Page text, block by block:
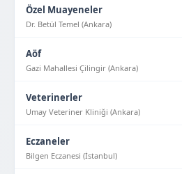
Özel Muayeneler
Dr. Betül Temel (Ankara)
Aöf
Gazi Mahallesi Çilingir (Ankara)
Veterinerler
Umay Veteriner Kliniği (Ankara)
Eczaneler
Bilgen Eczanesi (İstanbul)